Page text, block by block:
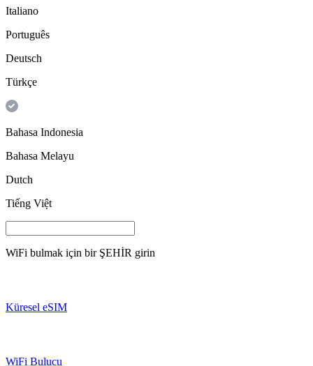
Italiano
Português
Deutsch
Türkçe
Bahasa Indonesia
Bahasa Melayu
Dutch
Tiếng Việt
WiFi bulmak için bir ŞEHİR girin
Küresel eSIM
WiFi Bulucu